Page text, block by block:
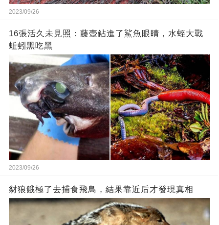
2023/09/26
16張活久未見照：藤壺鉆進了鯊魚眼睛，水蛭大戰
蚯蚓黑吃黑
2023/09/26
豺狼餓極了去捕食飛鳥，結果靠近后才發現真相